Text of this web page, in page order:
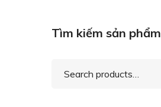
Tìm kiếm sản phẩm
Search